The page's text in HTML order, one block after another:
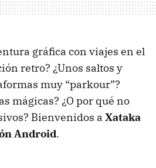
gráfica con viajes en el
retro? ¿Unos saltos y
muy “parkour”?
mágicas? ¿O por qué no
Bienvenidos a Xataka
Android.